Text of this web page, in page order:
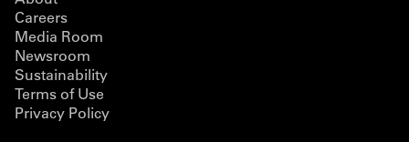
Careers
Media Room
Newsroom
Sustainability
Terms of Use
Privacy Policy